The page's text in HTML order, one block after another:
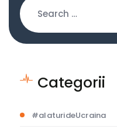
Categorii
#alaturideUcraina